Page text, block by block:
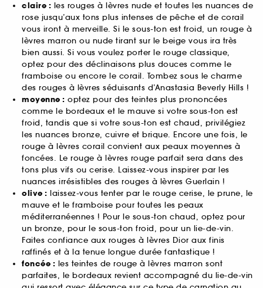
claire : les rouges à lèvres nude et toutes les nuances de
rose jusqu’aux tons plus intenses de pêche et de corail
vous iront à merveille. Si le sous-ton est froid, un rouge à
lèvres marron ou nude tirant sur le beige vous ira très
bien aussi. Si vous voulez porter le rouge classique,
optez pour des déclinaisons plus douces comme le
framboise ou encore le corail. Tombez sous le charme
des rouges à lèvres séduisants d’Anastasia Beverly Hills !
moyenne : optez pour des teintes plus prononcées
comme le bordeaux et le mauve si votre sous-ton est
froid, tandis que si votre sous-ton est chaud, privilégiez
les nuances bronze, cuivre et brique. Encore une fois, le
rouge à lèvres corail convient aux peaux moyennes à
foncées. Le rouge à lèvres rouge parfait sera dans des
tons plus vifs ou cerise. Laissez-vous inspirer par les
nuances irrésistibles des rouges à lèvres Guerlain !
olive : laissez-vous tenter par le rouge cerise, le prune, le
mauve et le framboise pour toutes les peaux
méditerranéennes ! Pour le sous-ton chaud, optez pour
un bronze, pour le sous-ton froid, pour un lie-de-vin.
Faites confiance aux rouges à lèvres Dior aux finis
raffinés et à la tenue longue durée fantastique !
foncée : les teintes de rouge à lèvres marron sont
parfaites, le bordeaux revient accompagné du lie-de-vin